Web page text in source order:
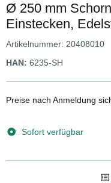
Ø 250 mm
Einstecken,
Artikelnummer: 20408010
HAN: 6235-SH
Preise nach Anmeldung
Sofort verfügbar